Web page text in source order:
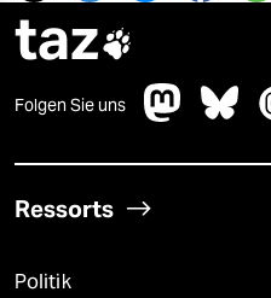
taz
Folgen Sie uns
Ressorts
Politik